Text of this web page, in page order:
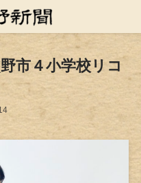
市４小学校リコ